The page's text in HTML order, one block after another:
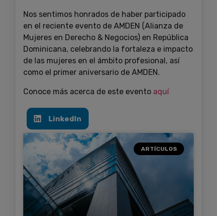
Nos sentimos honrados de haber participado
en el reciente evento de AMDEN (Alianza de
Mujeres en Derecho & Negocios) en República
Dominicana, celebrando la fortaleza e impacto
de las mujeres en el ámbito profesional, así
como el primer aniversario de AMDEN.
Conoce más acerca de este evento aquí
LinkedIn
ARTÍCULOS